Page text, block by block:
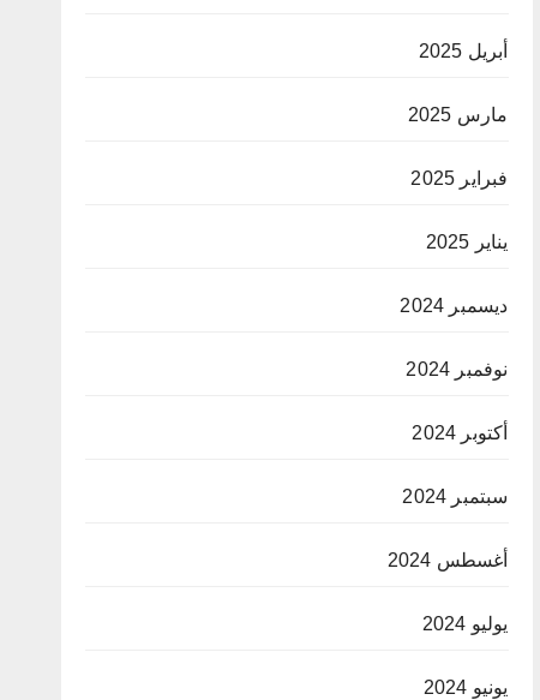
أبريل 2025
مارس 2025
فبراير 2025
يناير 2025
ديسمبر 2024
نوفمبر 2024
أكتوبر 2024
سبتمبر 2024
أغسطس 2024
يوليو 2024
يونيو 2024